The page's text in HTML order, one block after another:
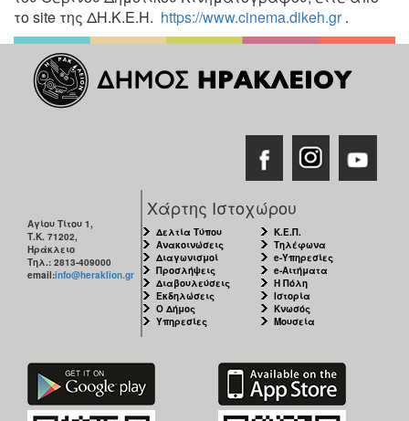
το site της ΔΗ.Κ.Ε.Η. https://www.cinema.dikeh.gr.
Αγίου Τίτου 1,
Τ.Κ. 71202,
Ηράκλειο
Τηλ.: 2813-409000
email:info@heraklion.gr
Χάρτης Ιστοχώρου
Δελτία Τύπου
Ανακοινώσεις
Διαγωνισμοί
Προσλήψεις
Διαβουλεύσεις
Εκδηλώσεις
Ο Δήμος
Υπηρεσίες
Κ.Ε.Π.
Τηλέφωνα
e-Υπηρεσίες
e-Αιτήματα
Η Πόλη
Ιστορία
Κνωσός
Μουσεία